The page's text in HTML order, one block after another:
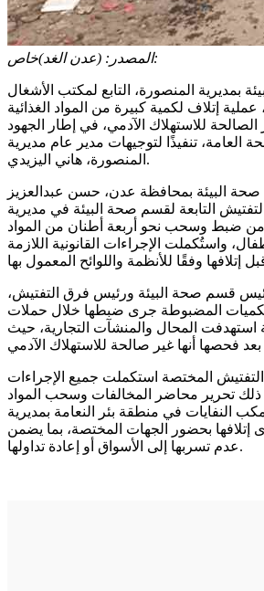
المصدر:(عدن الغد)خاص:
بمديرية المنصورة، التابع لمكتب الأشغال
عملية إتلاف لكمية كبيرة من المواد الغذائية
للاستهلاك الآدمي، في إطار الجهود
العامة، تنفيذًا لتوجيهات مدير عام مديرية
المنصورة، هاني اليزيدي.
البيئة بمحافظة عدن، حسن عبدالعزيز
التابعة لقسم صحة البيئة في مديرية
من ضبط وسحب نحو أربعة أطنان من المواد
واستُكملت الإجراءات القانونية اللازمة
قسم صحة البيئة ورئيس فرق التفتيش،
المضبوطة جرى ضبطها خلال حملات
استهدفت المحال والمنشآت التجارية، حيث
المختصة استكملت جميع الإجراءات
ذلك تحرير محاضر المخالفات وسحب المواد
مكب النفايات في منطقة بئر النعامة بمديرية
إتلافها بحضور الجهات المختصة، بما يضمن
عدم تسربها إلى الأسواق أو إعادة تداولها.